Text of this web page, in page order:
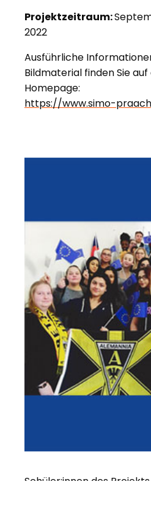
Projektzeitraum:
2022
Ausführliche
Bildmaterial finden Sie
Homepage:
https://www.simo-
Schüler:innen des